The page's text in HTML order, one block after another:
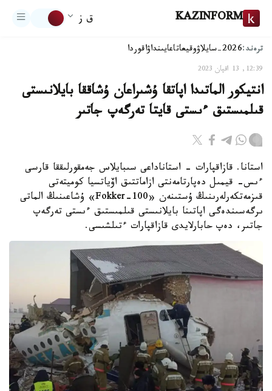
KAZINFORM ق ز
ترەند:2026-سايلاۋ وقيعاتاعايىنداۋاقوردا
12:39, 13 اقپان 2023
انتيكور الماتىدا اپاتقا ۇشىراعان ۇشاققا بايلانىستى
قىلمىستىق ءىستى قايتا تەرگەپ جاتىر
استانا. قازاقپارات - استاناداعى سىبايلاس جەمقورلىققا قارسى
ءىس- قيمىل دەپارتامەنتى ازاماتتىق اۆياتسيا كوميتەتى
قىزمەتكەرلەرىنىڭ ۇستىنەن «Fokker-100» ۇشاعىنىڭ الماتى
ىرگەسىندەگى اپاتىنا بايلانىستى قىلمىستىق ءىستى تەرگەپ
جاتىر، دەپ حابارلايدى قازاقپارات ءتىلشىسى.